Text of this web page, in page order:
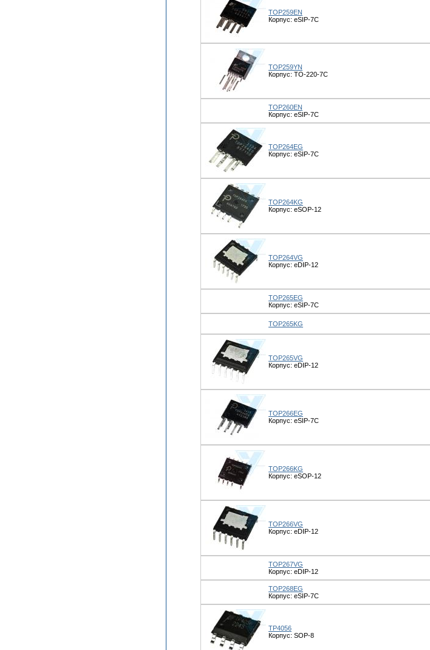
TOP259EN
Корпус: eSIP-7C
TOP259YN
Корпус: TO-220-7C
TOP260EN
Корпус: eSIP-7C
TOP264EG
Корпус: eSIP-7C
TOP264KG
Корпус: eSOP-12
TOP264VG
Корпус: eDIP-12
TOP265EG
Корпус: eSIP-7C
TOP265KG
TOP265VG
Корпус: eDIP-12
TOP266EG
Корпус: eSIP-7C
TOP266KG
Корпус: eSOP-12
TOP266VG
Корпус: eDIP-12
TOP267VG
Корпус: eDIP-12
TOP268EG
Корпус: eSIP-7C
TP4056
Корпус: SOP-8